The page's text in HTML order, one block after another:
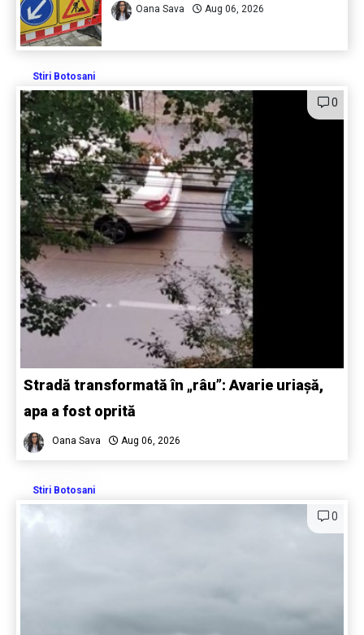
Oana Sava Aug 06, 2026
Stiri Botosani
0
Stradă transformată în „râu”: Avarie uriașă,
apa a fost oprită
Oana Sava Aug 06, 2026
Stiri Botosani
0